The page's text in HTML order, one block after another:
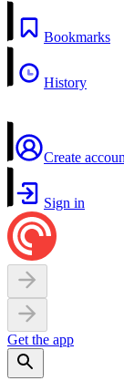
Bookmarks
History
Create
Sign in
Get the app